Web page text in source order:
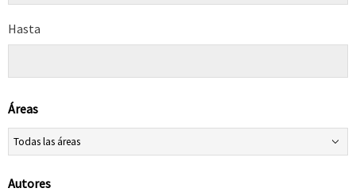
Hasta
Áreas
Autores